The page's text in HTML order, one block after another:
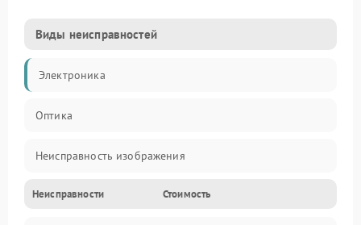
Виды неисправностей
Электроника
Оптика
Неисправность изображения
Механические повреждения
Неисправности Стоимость